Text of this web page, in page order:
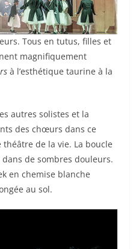
Tous en tutus, filles et
magnifiquement
à l’esthétique taurine à la
autres solistes et la
des chœurs dans ce
de la vie. La boucle
de sombres douleurs.
en chemise blanche
au sol.